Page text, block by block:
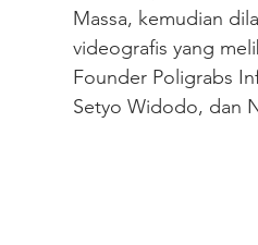
Massa, kemudian
videografis yang
Founder Poligrabs
Setyo Widodo, dan